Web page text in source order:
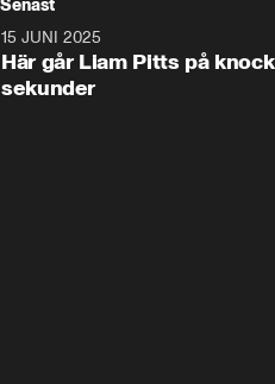
Senast
15 JUNI 2025
Här går Liam Pitts på
sekunder